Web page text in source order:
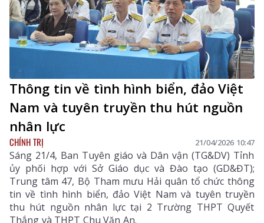
Thông tin về tình hình biển, đảo Việt
Nam và tuyên truyền thu hút nguồn
nhân lực
CHÍNH TRỊ 21/04/2026 10:47
Sáng 21/4, Ban Tuyên giáo và Dân vận (TG&DV) Tỉnh
ủy phối hợp với Sở Giáo dục và Đào tạo (GD&ĐT);
Trung tâm 47, Bộ Tham mưu Hải quân tổ chức thông
tin về tình hình biển, đảo Việt Nam và tuyên truyền
thu hút nguồn nhân lực tại 2 Trường THPT Quyết
Thắng và THPT Chu Văn An.